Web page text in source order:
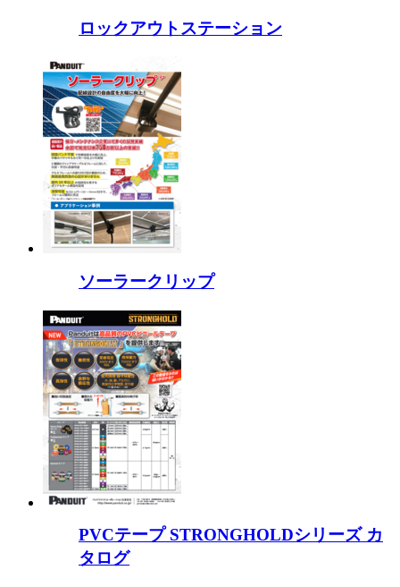
ロックアウトステーション
ソーラークリップ
PVCテープ STRONGHOLDシリーズ カ
タログ